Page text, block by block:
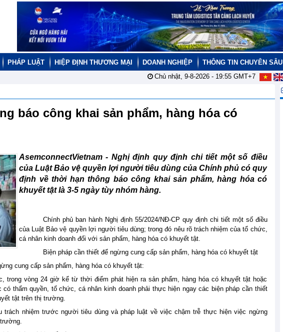
PHÁP LUẬT HIỆP ĐỊNH THƯƠNG MẠI DOANH NGHIỆP THÔNG TIN CHUYÊN SÂU
Chủ nhật, 9-8-2026 - 19:55GMT+7
báo công khai sản phẩm, hàng hóa có
AsemconnectVietnam - Nghị định quy định chi tiết một số điều
của Luật Bảo vệ quyền lợi người tiêu dùng của Chính phủ có quy
định về thời hạn thông báo công khai sản phẩm, hàng hóa có
khuyết tật là 3-5 ngày tùy nhóm hàng.
Chính phủ ban hành Nghị định 55/2024/NĐ-CP quy định chi tiết một số điều
của Luật Bảo vệ quyền lợi người tiêu dùng; trong đó nêu rõ trách nhiệm của tổ chức,
cá nhân kinh doanh đối với sản phẩm, hàng hóa có khuyết tật.
Biện pháp cần thiết để ngừng cung cấp sản phẩm, hàng hóa có khuyết tật
cung cấp sản phẩm, hàng hóa có khuyết tật:
trong vòng 24 giờ kể từ thời điểm phát hiện ra sản phẩm, hàng hóa có khuyết tật hoặc
thẩm quyền, tổ chức, cá nhân kinh doanh phải thực hiện ngay các biện pháp cần thiết
tật trên thị trường.
trách nhiệm trước người tiêu dùng và pháp luật về việc chậm trễ thực hiện việc ngừng